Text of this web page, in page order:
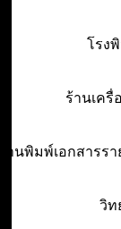
โรง
ร้านเครื่
านพิมพ์เอกสารรา
วิท